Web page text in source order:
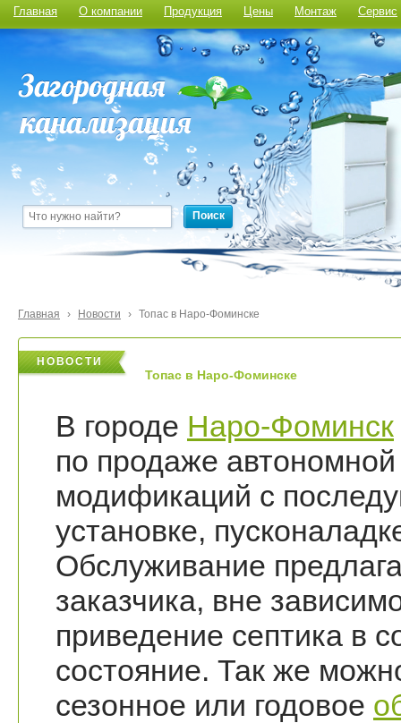
Главная О компании Продукция Цены Монтаж Сервис
Поиск
Главная › Новости › Топас в Наро-Фоминске
НОВОСТИ
НОВОСТИ
Топас в Наро-Фоминске
В городе Наро-Фоминск
по продаже
модификаций с
установке,
Обслуживание
заказчика, вне
приведение септика в
состояние. Так же
сезонное или годовое